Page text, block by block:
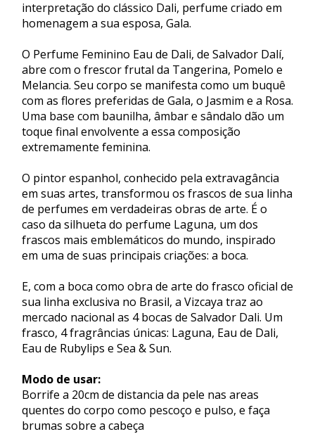
interpretação do clássico Dali, perfume criado em
homenagem a sua esposa, Gala.
O Perfume Feminino Eau de Dali, de Salvador Dalí,
abre com o frescor frutal da Tangerina, Pomelo e
Melancia. Seu corpo se manifesta como um buquê
com as flores preferidas de Gala, o Jasmim e a Rosa.
Uma base com baunilha, âmbar e sândalo dão um
toque final envolvente a essa composição
extremamente feminina.
O pintor espanhol, conhecido pela extravagância
em suas artes, transformou os frascos de sua linha
de perfumes em verdadeiras obras de arte. É o
caso da silhueta do perfume Laguna, um dos
frascos mais emblemáticos do mundo, inspirado
em uma de suas principais criações: a boca.
E, com a boca como obra de arte do frasco oficial de
sua linha exclusiva no Brasil, a Vizcaya traz ao
mercado nacional as 4 bocas de Salvador Dali. Um
frasco, 4 fragrâncias únicas: Laguna, Eau de Dali,
Eau de Rubylips e Sea & Sun.
Modo de usar:
Borrife a 20cm de distancia da pele nas areas
quentes do corpo como pescoço e pulso, e faça
brumas sobre a cabeça